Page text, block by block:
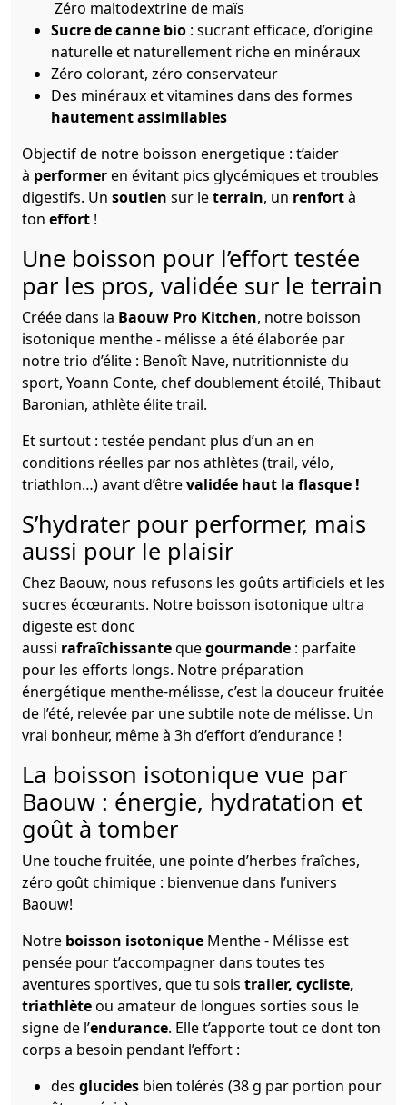
Zéro maltodextrine de maïs
Sucre de canne bio : sucrant efficace, d’origine
naturelle et naturellement riche en minéraux
Zéro colorant, zéro conservateur
Des minéraux et vitamines dans des formes
hautement assimilables
Objectif de notre boisson energetique : t’aider
à performeren évitant pics glycémiques et troubles
digestifs. Un soutien sur leterrain, un renfortà
ton effort !
Une boisson pour l’effort testée
par les pros, validée sur le terrain
Créée dans la Baouw Pro Kitchen, notre boisson
isotonique menthe - mélisse a été élaborée par
notre trio d’élite : Benoît Nave, nutritionniste du
sport, Yoann Conte, chef doublement étoilé, Thibaut
Baronian, athlète élite trail.
Et surtout : testée pendant plus d’un an en
conditions réelles par nos athlètes (trail, vélo,
triathlon…) avant d’êtrevalidée haut la flasque !
S’hydrater pour performer, mais
aussi pour le plaisir
Chez Baouw, nous refusons les goûts artificiels et les
sucres écœurants. Notre boisson isotonique ultra
digeste est donc
aussi rafraîchissantequegourmande : parfaite
pour les efforts longs. Notre préparation
énergétique menthe-mélisse, c’est la douceur fruitée
de l’été, relevée par une subtile note de mélisse. Un
vrai bonheur, même à 3h d’effort d’endurance !
La boisson isotonique vue par
Baouw : énergie, hydratation et
goût à tomber
Une touche fruitée, une pointe d’herbes fraîches,
zéro goût chimique : bienvenue dans l’univers
Baouw!
Notre boisson isotonique Menthe - Mélisse est
pensée pour t’accompagner dans toutes tes
aventures sportives, que tu sois trailer, cycliste,
triathlèteou amateur de longues sorties sous le
signe de l’endurance. Elle t’apporte tout ce dont ton
corps a besoin pendant l’effort :
des glucides bien tolérés (38 g par portion pour